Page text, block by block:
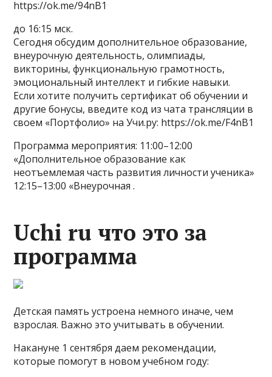
https://ok.me/94nB1
до 16:15 мск.
Сегодня обсудим дополнительное образование,
внеурочную деятельность, олимпиады,
викторины, функциональную грамотность,
эмоциональный интеллект и гибкие навыки.
Если хотите получить сертификат об обучении и
другие бонусы, введите код из чата трансляции в
своем «Портфолио» на Учи.ру: https://ok.me/F4nB1
Программа мероприятия: 11:00–12:00
«Дополнительное образование как
неотъемлемая часть развития личности ученика»
12:15–13:00 «Внеурочная .
Uchi ru что это за
программа
Детская память устроена немного иначе, чем
взрослая. Важно это учитывать в обучении.
Накануне 1 сентября даем рекомендации,
которые помогут в новом учебном году: